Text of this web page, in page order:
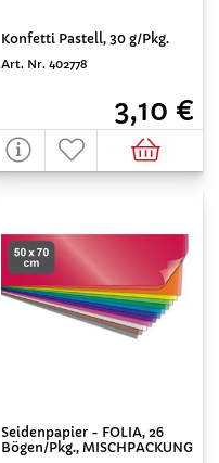
Konfetti Pastell, 30 g/Pkg.
Art. Nr. 402778
3,10 €
Seidenpapier - FOLIA, 26
Bögen/Pkg., MISCHPACKUNG